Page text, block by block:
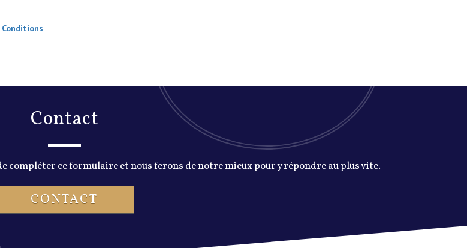
Conditions
contact
ce formulaire et nous ferons de notre mieux pour y répondre au plus vite.
CONTACT